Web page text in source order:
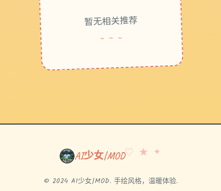
暂无相关推荐
~ ~ ~
AI少女|MOD♡ ★ ✦
© 2024 AI少女|MOD. 手绘风格，温暖体验.